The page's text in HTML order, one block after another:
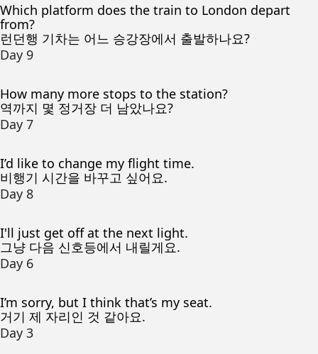
Which platform does the train to London depart
from?
런던행 기차는 어느 승강장에서 출발하나요?
Day 9
How many more stops to the station?
역까지 몇 정거장 더 남았나요?
Day 7
I’d like to change my flight time.
비행기 시간을 바꾸고 싶어요.
Day 8
I'll just get off at the next light.
그냥 다음 신호등에서 내릴게요.
Day 6
I’m sorry, but I think that’s my seat.
거기 제 자리인 것 같아요.
Day 3